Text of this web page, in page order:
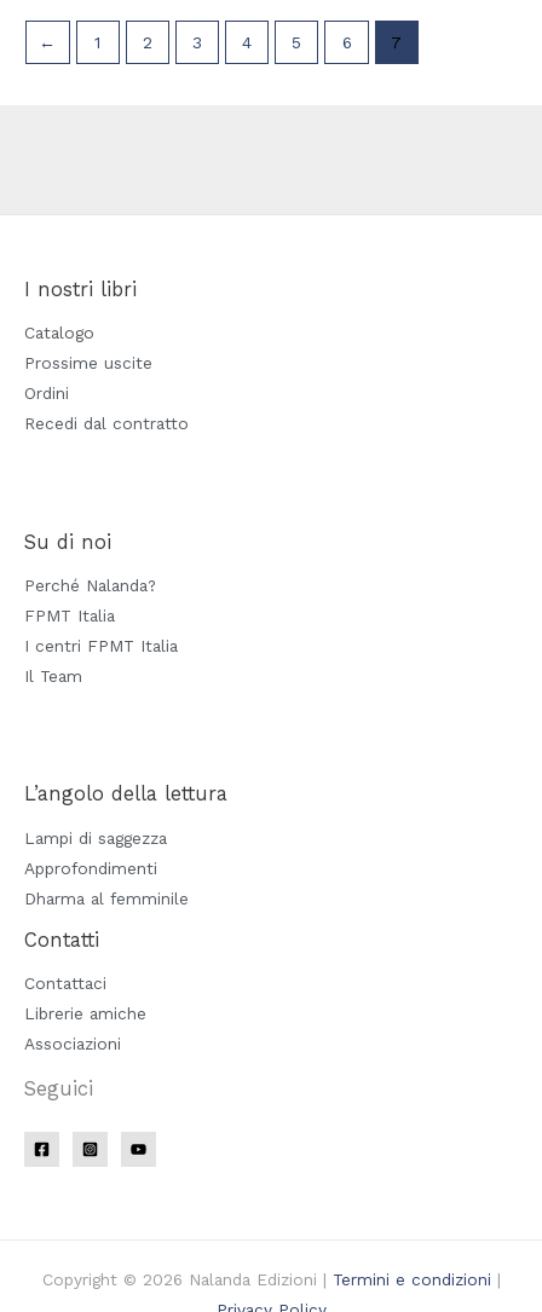
← 1 2 3 4 5 6 7
I nostri libri
Catalogo
Prossime uscite
Ordini
Recedi dal contratto
Su di noi
Perché Nalanda?
FPMT Italia
I centri FPMT Italia
Il Team
L’angolo della lettura
Lampi di saggezza
Approfondimenti
Dharma al femminile
Contatti
Contattaci
Librerie amiche
Associazioni
Seguici
Copyright © 2026 Nalanda Edizioni | Termini e condizioni |